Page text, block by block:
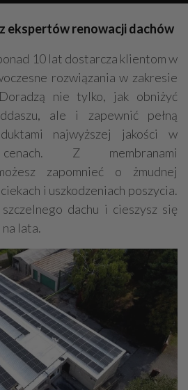
ekspertów renowacji dachów
10 lat dostarcza klientom w
rozwiązania w zakresie
nie tylko, jak obniżyć
ale i zapewnić pełną
najwyższej jakości w
cenach. Z membranami
zapomnieć o żmudnej
i uszkodzeniach poszycia.
dachu i cieszysz się
na lata.